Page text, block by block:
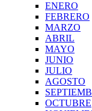
ENERO
FEBRERO
MARZO
ABRIL
MAYO
JUNIO
JULIO
AGOSTO
OCTUBRE